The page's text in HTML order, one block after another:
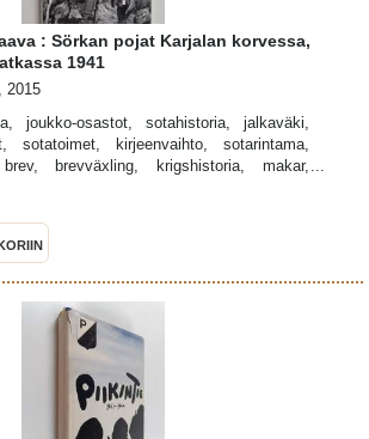
: Sörkan pojat Karjalan korvessa,
1941
2015
joukko-osastot, sotahistoria, jalkaväki,
sotatoimet, kirjeenvaihto, sotarintama,
brev, brevväxling, krigshistoria, makar,